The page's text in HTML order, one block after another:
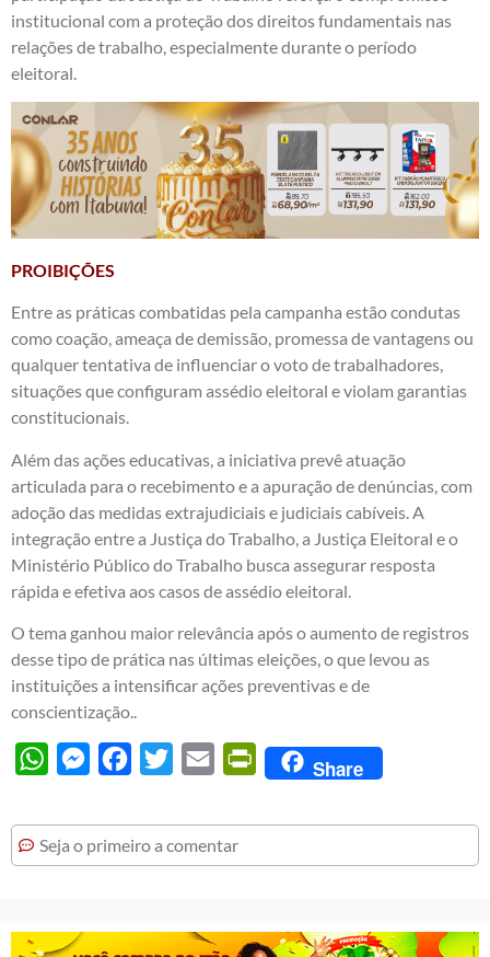
institucional com a proteção dos direitos fundamentais nas
relações de trabalho, especialmente durante o período
eleitoral.
PROIBIÇÕES
Entre as práticas combatidas pela campanha estão condutas
como coação, ameaça de demissão, promessa de vantagens ou
qualquer tentativa de influenciar o voto de trabalhadores,
situações que configuram assédio eleitoral e violam garantias
constitucionais.
Além das ações educativas, a iniciativa prevê atuação
articulada para o recebimento e a apuração de denúncias, com
adoção das medidas extrajudiciais e judiciais cabíveis. A
integração entre a Justiça do Trabalho, a Justiça Eleitoral e o
Ministério Público do Trabalho busca assegurar resposta
rápida e efetiva aos casos de assédio eleitoral.
O tema ganhou maior relevância após o aumento de registros
desse tipo de prática nas últimas eleições, o que levou as
instituições a intensificar ações preventivas e de
conscientização..
WhatsAppMessengerFacebook
Twitter Email PrintFriendly
Share
Seja o primeiro a comentar